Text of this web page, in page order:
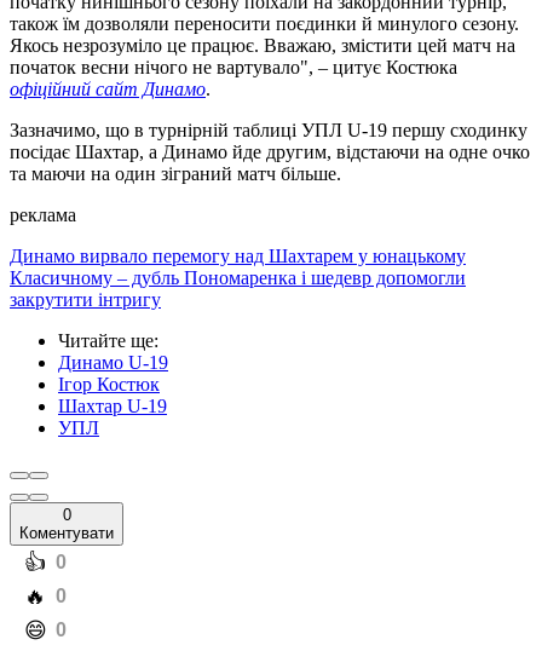
також їм дозволяли переносити поєдинки й минулого сезону.
Якось незрозуміло це працює. Вважаю, змістити цей матч на
початок весни нічого не вартувало", – цитує Костюка
офіційний сайт Динамо.
Зазначимо, що в турнірній таблиці УПЛ U-19 першу сходинку
посідає Шахтар, а Динамо йде другим, відстаючи на одне очко
та маючи на один зіграний матч більше.
реклама
Динамо вирвало перемогу над Шахтарем у юнацькому
Класичному – дубль Пономаренка і шедевр допомогли
закрутити інтригу
Читайте ще:
Динамо U-19
Ігор Костюк
Шахтар U-19
УПЛ
0
Коментувати
️👍 0
️🔥 0
️😄 0